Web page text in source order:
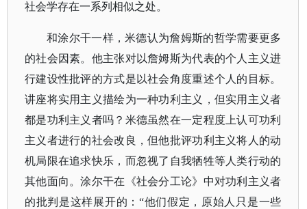
社会学存在一系列相似之处。
和涂尔干一样，米德认为詹姆斯的哲学需要更多
的社会因素。他主张对以詹姆斯为代表的个人主义进
行建设性批评的方式是以社会角度重述个人的目标。
讲座将实用主义描绘为一种功利主义，但实用主义者
都是功利主义者吗？米德虽然在一定程度上认可功利
主义者进行的社会改良，但他批评功利主义将人的动
机局限在追求快乐，而忽视了自我牺牲等人类行动的
其他面向。涂尔干在《社会分工论》中对功利主义者
的批判是这样展开的： “他们假定，原始人只是一些